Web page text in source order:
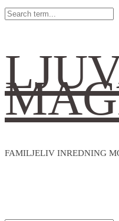
FAMILJELIV INREDNING